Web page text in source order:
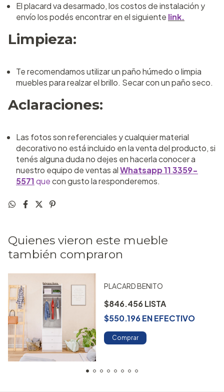
El placard va desarmado, los costos de instalación y
envío los podés encontrar en el siguiente link.
Limpieza:
Te recomendamos utilizar un paño húmedo o limpia
muebles para realzar el brillo. Secar con un paño seco.
Aclaraciones:
Las fotos son referenciales y cualquier material
decorativo no está incluido en la venta del producto, si
tenés alguna duda no dejes en hacerla conocer a
nuestro equipo de ventas alWhatsapp 11 3359-
5571quecon gusto la responderemos.
Quienes vieron este mueble
también compraron
PLACARD BENITO
$846.456
$550.196ENEFECTIVO
Comprar